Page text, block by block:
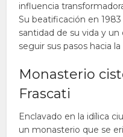
influencia
Su beatificación en
santidad de su vida y
seguir sus pasos hacia
Monasterio
Frascati
Enclavado en la idílica
un monasterio que se